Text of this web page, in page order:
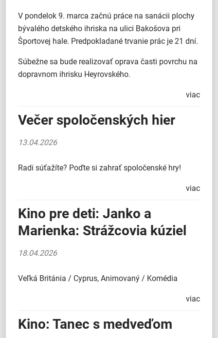
V pondelok 9. marca začnú práce na sanácii plochy
bývalého detského ihriska na ulici Bakošova pri
Športovej hale. Predpokladané trvanie prác je 21 dní.
Súbežne sa bude realizovať oprava časti povrchu na
dopravnom ihrisku Heyrovského.
viac
Večer spoločenských hier
13.04.2026
Radi súťažíte? Poďte si zahrať spoločenské hry!
viac
Kino pre deti: Janko a
Marienka: Strážcovia kúziel
18.04.2026
Veľká Británia / Cyprus, Animovaný / Komédia
viac
Kino: Tanec s medveďom